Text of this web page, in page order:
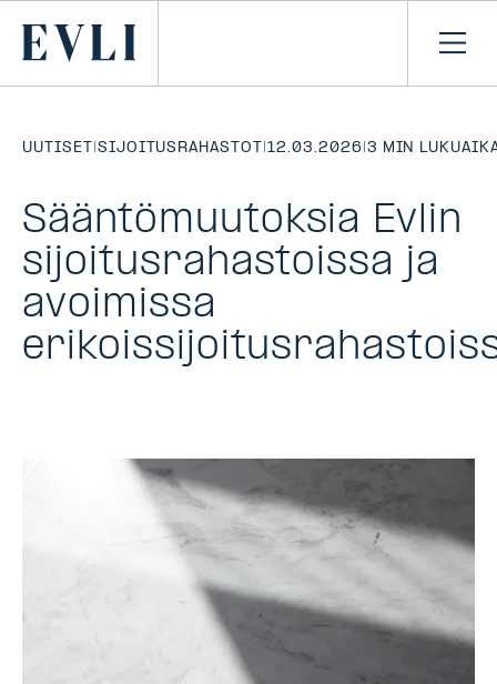
Primary
Avaa
UUTISET |SIJOITUSRAHASTOT |12.03.2026 |3 MIN
Sääntömuutoksia Evlin
sijoitusrahastoissa ja
avoimissa